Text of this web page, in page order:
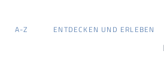
ÜBERSPRINGEN
A-Z ENTDECKEN UND ERLEBEN